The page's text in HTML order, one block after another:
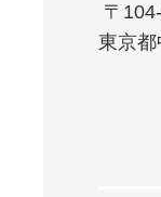
〒
東京